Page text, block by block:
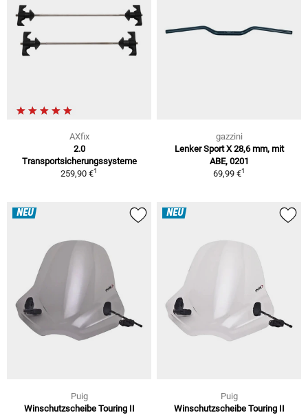
AXfix
2.0
Transportsicherungssysteme
259,90 €1
gazzini
Lenker Sport X 28,6 mm, mit
ABE, 0201
69,99 €1
NEU
Puig
Winschutzscheibe Touring II
NEU
Puig
Winschutzscheibe Touring II